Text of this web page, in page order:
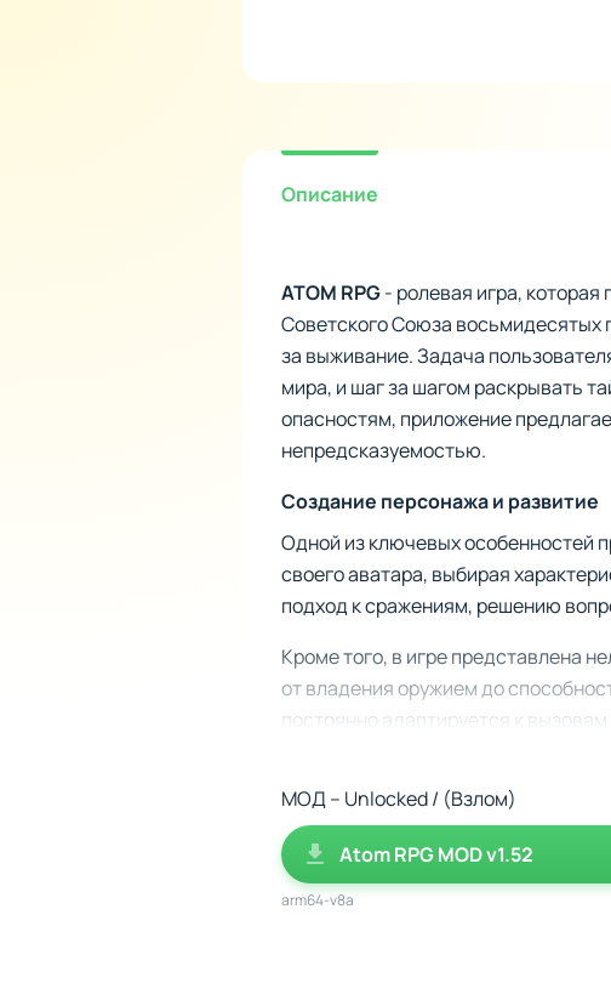
Описание
ATOM RPG- ролевая игра,
Советского Союза восьмидесятых
за выживание. Задача
мира, и шаг за шагом раскрывать
опасностям, приложение
непредсказуемостью.
Создание персонажа и развитие
Одной из ключевых особенностей
своего аватара, выбирая
подход к сражениям, решению
Кроме того, в игре представлена
от владения оружием до
постоянно адаптируется к
Открытый мир - возможность
Ролевая система - выборы
Крафтинг и выживание -
МОД – Unlocked / (Взлом)
Atom RPG MOD v1.52
arm64-v8a